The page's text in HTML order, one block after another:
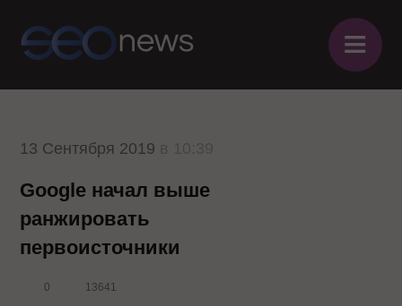
≡
13 Сентября 2019
Google начал выше
ранжировать
первоисточники
0 13641